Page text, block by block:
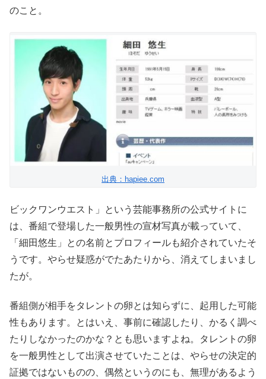
のこと。
出典：hapiee.com
ビックワンウエスト」という芸能事務所の公式サイトに
は、番組で登場した一般男性の宣材写真が載っていて、
「細田悠生」との名前とプロフィールも紹介されていたそ
うです。やらせ疑惑がでたあたりから、消えてしまいまし
たが。
番組側が相手をタレントの卵とは知らずに、起用した可能
性もあります。とはいえ、事前に確認したり、かるく調べ
たりしなかったのかな？とも思いますよね。タレントの卵
を一般男性として出演させていたことは、やらせの決定的
証拠ではないものの、偶然というのにも、無理があるよう